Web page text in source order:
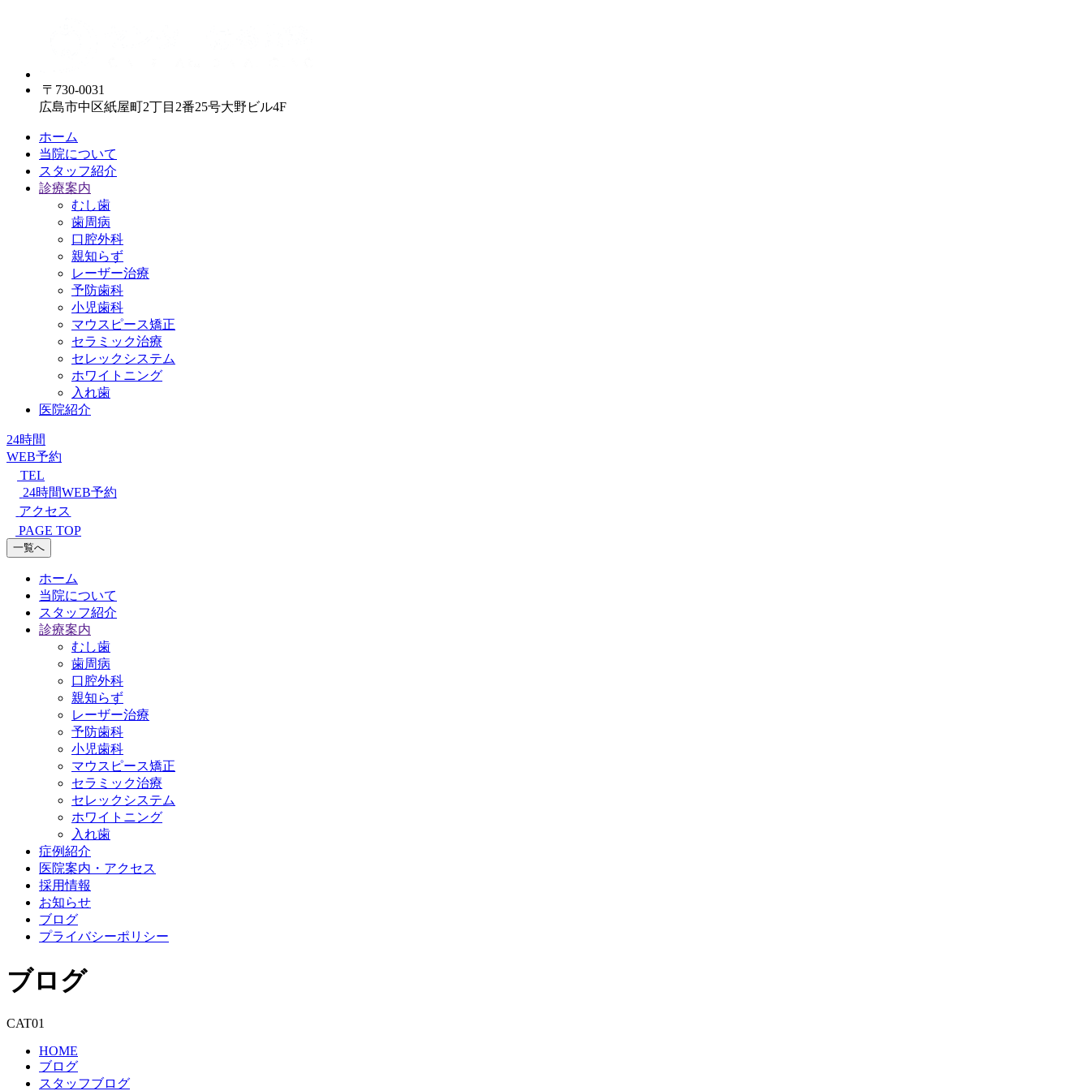
〒730-0031
広島市中区紙屋町2丁目2番25号大野ビル4F
ホーム
当院について
スタッフ紹介
診療案内
むし歯
歯周病
口腔外科
親知らず
レーザー治療
予防歯科
小児歯科
マウスピース矯正
セラミック治療
セレックシステム
ホワイトニング
入れ歯
医院紹介
24時間
WEB予約
TEL
24時間WEB予約
アクセス
PAGE TOP
一覧へ
ホーム
当院について
スタッフ紹介
診療案内
むし歯
歯周病
口腔外科
親知らず
レーザー治療
予防歯科
小児歯科
マウスピース矯正
セラミック治療
セレックシステム
ホワイトニング
入れ歯
症例紹介
医院案内・アクセス
採用情報
お知らせ
ブログ
プライバシーポリシー
ブログ
CAT01
HOME
ブログ
スタッフブログ